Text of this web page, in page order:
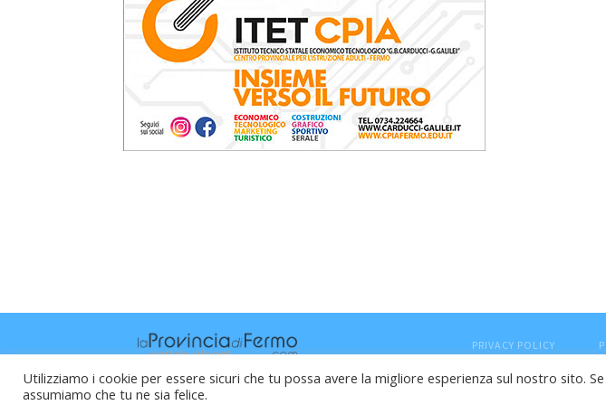
PRIVACY POLICY
Raffaele Vitali - via Leopardi 10 - 61121 Pesaro (PU) - Cod.Fisc
Utilizziamo i cookie per essere sicuri che tu possa avere la migliore esperienza sul nostro sito.
assumiamo che tu ne sia felice.